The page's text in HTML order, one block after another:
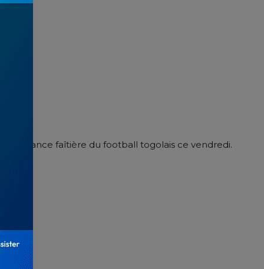
l’instance faîtière du football togolais ce vendredi.